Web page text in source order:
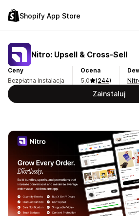
Shopify App Store
Nitro: Upsell & Cross‑Sell
Ceny
Bezpłatna instalacja
Ocena
5,0
(244)
Zainstaluj